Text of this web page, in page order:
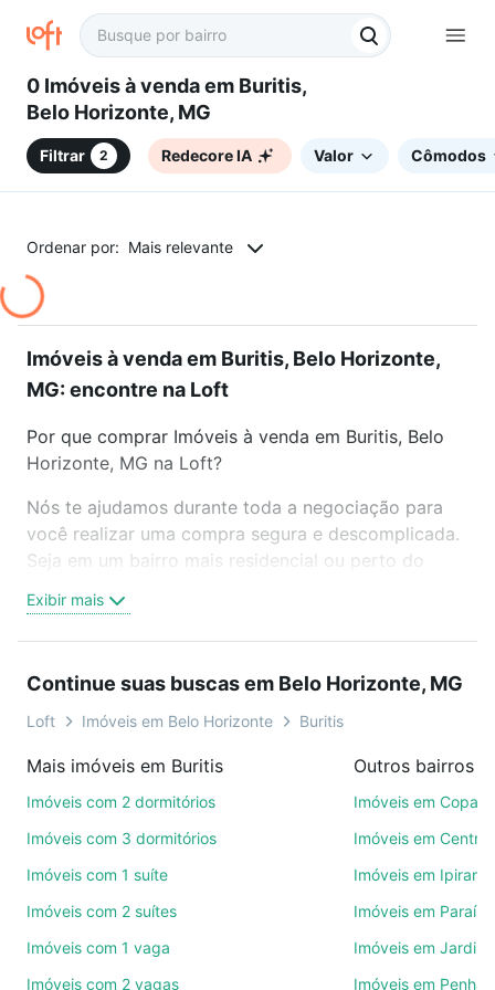
0 Imóveis à venda em Buritis,
Belo Horizonte, MG
Filtrar 2 Redecore IA Valor Cômodos
Ordenar por: Mais relevante
Imóveis à venda em Buritis, Belo Horizonte,
MG: encontre na Loft
Por que comprar Imóveis à venda em Buritis, Belo
Horizonte, MG na Loft?
Nós te ajudamos durante toda a negociação para
você realizar uma compra segura e descomplicada.
Seja em um bairro mais residencial ou perto do
oferta ideal de Imóveis à venda em Buritis, Belo
Horizonte, MG para conquistar seu sonho. Agende
sem compromisso e você ainda conta com mais de
46 mil corretores e imobiliárias te ajudando na
Como escolher um imóvel?
Use barra de busca no topo para pesquisar por
também pode usar os filtros como quantidade de
quartos, suítes, com ou sem vaga de garagem para
combinar perfeitamente com o preço, metragem e
Exibir mais
Continue suas buscas em Belo Horizonte, MG
Loft Imóveis em Belo Horizonte Buritis
Mais imóveis em Buritis
Imóveis com 2 dormitórios
Imóveis com 3 dormitórios
Imóveis com 1 suíte
Imóveis com 2 suítes
Imóveis com 1 vaga
Imóveis com 2 vagas
Imóveis em
Imóveis em Centro
Imóveis em
Imóveis em Paraíso
Imóveis em Jardim
Imóveis em Penha